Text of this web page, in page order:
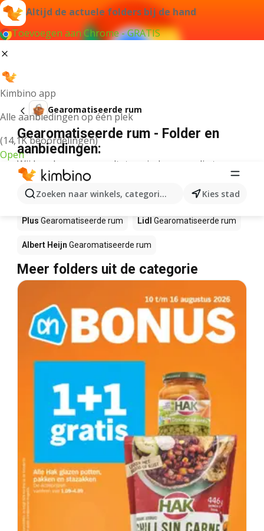
Altijd de actuele folders bij de hand
Toevoegen aan Chrome - GRATIS
Kimbino app
Alle aanbiedingen op één plek
(14,1K beoordelingen)
Open
Zoeken naar winkels, categorieën, producten...
Kies stad
Gearomatiseerde rum
Gearomatiseerde rum - Folder en
aanbiedingen:
Wij konden geen resultaten vinden voor die term.
Gearomatiseerde rum in actie – Waar
te koop?
Plus Gearomatiseerde rum Lidl Gearomatiseerde rum
Albert Heijn Gearomatiseerde rum
Meer folders uit de categorie